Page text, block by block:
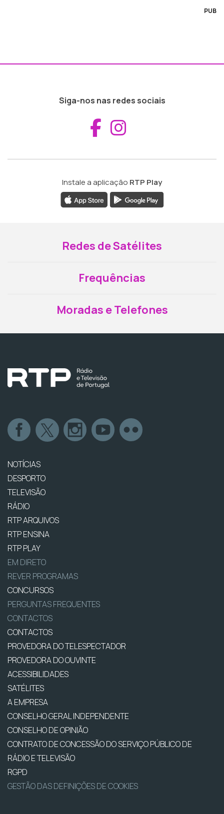
PUB
Siga-nos nas redes sociais
Aceder ao
Instale a aplicação RTP Play
Redes de Satélites
Frequências
Moradas e Telefones
NOTÍCIAS
DESPORTO
TELEVISÃO
RÁDIO
RTP ARQUIVOS
RTP ENSINA
RTP PLAY
EM DIRETO
REVER PROGRAMAS
CONCURSOS
PERGUNTAS FREQUENTES
CONTACTOS
CONTACTOS
PROVEDORA DO TELESPECTADOR
PROVEDORA DO OUVINTE
ACESSIBILIDADES
SATÉLITES
A EMPRESA
CONSELHO GERAL INDEPENDENTE
CONSELHO DE OPINIÃO
CONTRATO DE CONCESSÃO DO SERVIÇO PÚBLICO DE
RÁDIO E TELEVISÃO
RGPD
GESTÃO DAS DEFINIÇÕES DE COOKIES